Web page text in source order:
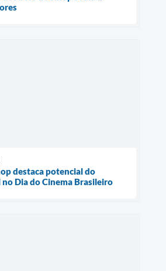
destaca potencial do
Dia do Cinema Brasileiro